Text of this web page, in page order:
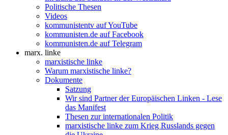
Politische Thesen
Videos
kommunistentv auf YouTube
kommunisten.de auf Facebook
kommunisten.de auf Telegram
marx. linke
marxistische linke
Warum marxistische linke?
Dokumente
Satzung
Wir sind Partner der Europäischen Linken - Lese
das Manifest
Thesen zur internationalen Politik
marxistische linke zum Krieg Russlands gegen